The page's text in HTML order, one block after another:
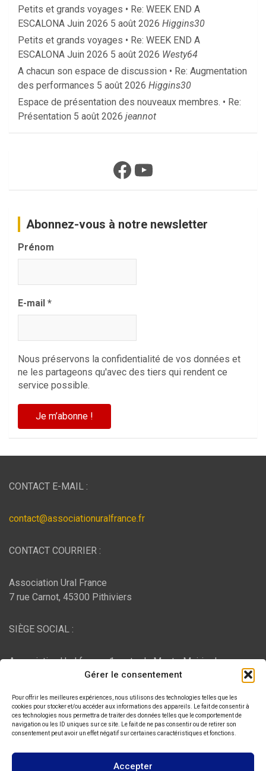
Gérer le consentement
Pour offrir les meilleures expériences, nous utilisons des technologies telles que les
cookies pour stocker et/ou accéder aux informations des appareils. Le fait de consentir à
ces technologies nous permettra de traiter des données telles que le comportement de
navigation ou les ID uniques sur ce site. Le fait de ne pas consentir ou de retirer son
consentement peut avoir un effet négatif sur certaines caractéristiques et fonctions.
Accepter
Petits et grands voyages • Re: WEEK END A
ESCALONA Juin 2026 5 août 2026 Higgins30
Petits et grands voyages • Re: WEEK END A
ESCALONA Juin 2026 5 août 2026 Westy64
A chacun son espace de discussion • Re: Augmentation
des performances 5 août 2026 Higgins30
Espace de présentation des nouveaux membres. • Re:
Présentation 5 août 2026 jeannot
Facebook
YouTube
Abonnez-vous à notre newsletter
Prénom
E-mail *
Nous préservons la confidentialité de vos données et
ne les partageons qu'avec des tiers qui rendent ce
service possible.
CONTACT E-MAIL :
contact@associationuralfrance.fr
CONTACT COURRIER :
Association Ural France
7 rue Carnot, 45300 Pithiviers
SIÈGE SOCIAL :
Association Ural france, 1 route du Mont - Mairie de
Bujaleuf, 87460 Bujaleuf
HÉBERGEMENT :
, Chemin des Pardiaux, 63000 Clermont-Ferrand